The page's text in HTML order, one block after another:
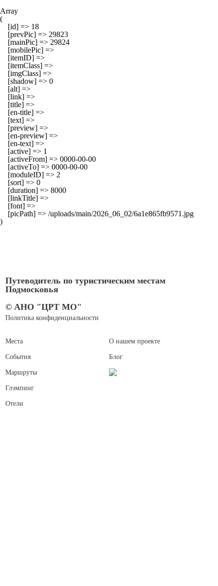
Array
(
    [id] => 18
    [prevPic] => 29823
    [mainPic] => 29824
    [mobilePic] =>
    [itemID] =>
    [itemClass] =>
    [imgClass] =>
    [shadow] => 0
    [alt] =>
    [link] =>
    [title] =>
    [en-title] =>
    [text] =>
    [preview] =>
    [en-preview] =>
    [en-text] =>
    [active] => 1
    [activeFrom] => 0000-00-00
    [activeTo] => 0000-00-00
    [moduleID] => 2
    [sort] => 0
    [duration] => 8000
    [linkTitle] =>
    [font] =>
    [picPath] => /uploads/main/2026_06_02/6a1e865fb9571.jpg
Путеводитель по туристическим местам
Подмосковья
© АНО "ЦРТ МО"
Политика конфиденциальности
Места
События
Маршруты
Глэмпинг
Отели
О нашем проекте
Блог